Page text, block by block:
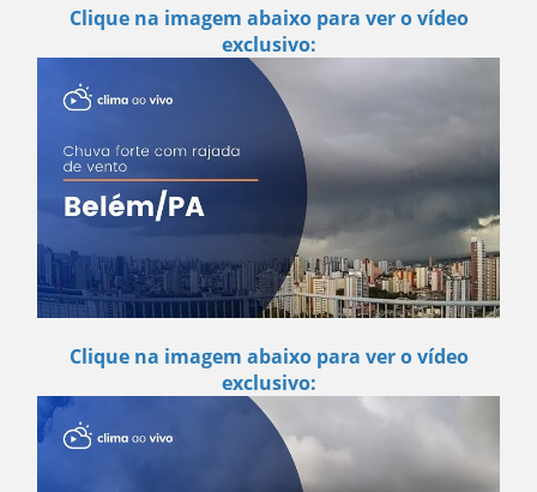
Clique na imagem abaixo para ver o vídeo
exclusivo:
Clique na imagem abaixo para ver o vídeo
exclusivo: